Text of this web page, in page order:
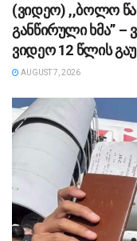
(ვიდეო) ,,ბოლო
განწირული ხმა”
ვიდეო 12 წლის
AUGUST 7, 2026